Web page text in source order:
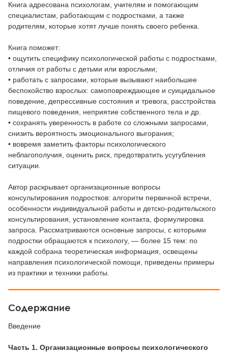
Книга адресована психологам, учителям и помогающим
специалистам, работающим с подростками, а также
родителям, которые хотят лучше понять своего ребенка.
Книга поможет:
• ощутить специфику психологической работы с подростками,
отличия от работы с детьми или взрослыми;
• работать с запросами, которые вызывают наибольшее
беспокойство взрослых: самоповреждающее и суицидальное
поведение, депрессивные состояния и тревога, расстройства
пищевого поведения, неприятие собственного тела и др.
• сохранять уверенность в работе со сложными запросами,
снизить вероятность эмоционального выгорания;
• вовремя заметить факторы психологического
неблагополучия, оценить риск, предотвратить усугубления
ситуации.
Автор раскрывает организационные вопросы
консультирования подростков: алгоритм первичной встречи,
особенности индивидуальной работы и детско-родительского
консультирования, установление контакта, формулировка
запроса. Рассматриваются основные запросы, с которыми
подростки обращаются к психологу, — более 15 тем: по
каждой собрана теоретическая информация, освещены
направления психологической помощи, приведены примеры
из практики и техники работы.
Содержание
Введение
Часть 1. Организационные вопросы психологического